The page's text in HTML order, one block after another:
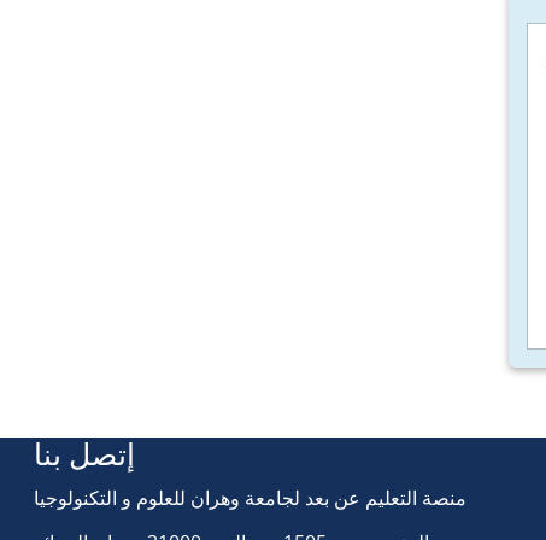
إتصل بنا
منصة التعليم عن بعد لجامعة وهران للعلوم و التكنولوجيا